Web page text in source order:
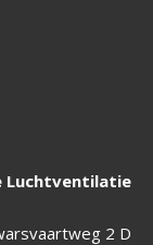
Luchtventilatie
2 D